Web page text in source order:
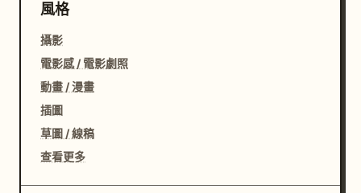
風格
攝影
電影感 / 電影劇照
動畫 / 漫畫
插圖
草圖 / 線稿
查看更多